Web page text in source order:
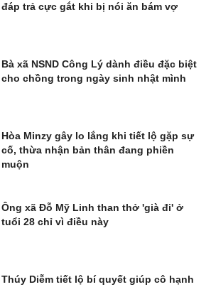
đáp trả cực gắt khi bị nói ăn bám vợ
Bà xã NSND Công Lý dành điều đặc biệt
cho chồng trong ngày sinh nhật mình
Hòa Minzy gây lo lắng khi tiết lộ gặp sự
cố, thừa nhận bản thân đang phiền
muộn
Ông xã Đỗ Mỹ Linh than thở 'già đi' ở
tuổi 28 chỉ vì điều này
Thúy Diễm tiết lộ bí quyết giúp cô hạnh